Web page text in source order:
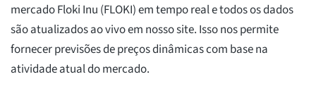
mercado Floki Inu (FLOKI) em tempo real e todos os dados
são atualizados ao vivo em nosso site. Isso nos permite
fornecer previsões de preços dinâmicas com base na
atividade atual do mercado.